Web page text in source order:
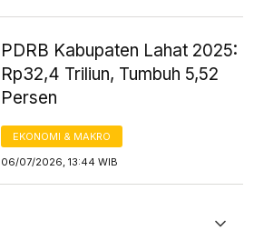
PDRB Kabupaten Lahat 2025:
Rp32,4 Triliun, Tumbuh 5,52
Persen
EKONOMI & MAKRO
06/07/2026, 13:44 WIB